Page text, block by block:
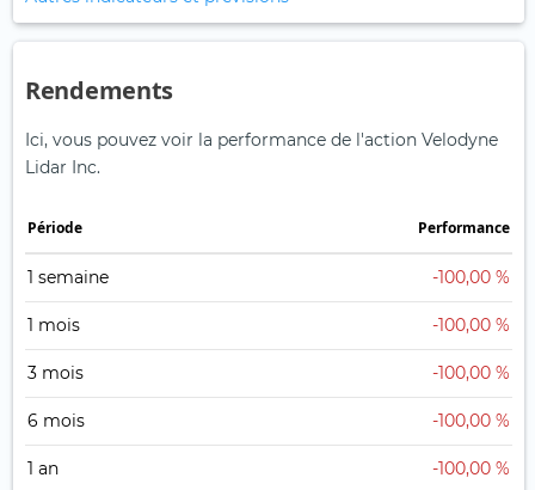
Rendements
Ici, vous pouvez voir la performance de l'action Velodyne
Lidar Inc.
Période Performance
1 semaine -100,00 %
1 mois -100,00 %
3 mois -100,00 %
6 mois -100,00 %
1 an -100,00 %